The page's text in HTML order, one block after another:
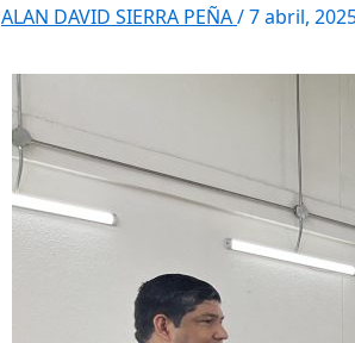
ALAN DAVID SIERRA PEÑA/7 abril,